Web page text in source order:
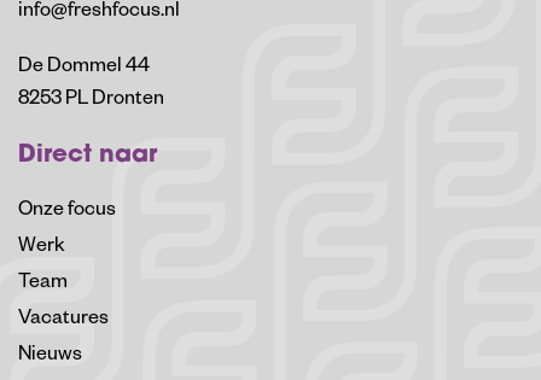
info@freshfocus.nl
De Dommel 44
8253 PL Dronten
Direct naar
Onze focus
Werk
Team
Vacatures
Nieuws